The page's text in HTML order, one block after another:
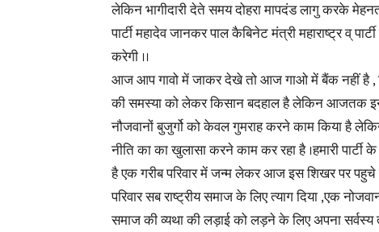
लेकिन भागीदारी देते समय दोहरा मापदंड लागु करके
पार्टी महादेव जानकर पाल कैबिनेट मंत्री महाराष्ट्र व्
करेगी ।।
आज आप गावो में जाकर देखे तो आज गाओ में बैंक नहीं है ,
की समस्या को लेकर किसान बदहाल है लेकिन आजतक
नौजवानों बुजुर्गो को केवल गुमराह करने काम किया है
नीति का का खुलासा करने काम कर रहा है ।हमारी
है एक गरीब परिवार में जन्म लेकर आज इस शिखर पर पहुचे
परिवार सब राष्ट्रीय समाज के लिए त्याग दिया ,एक
समाज की व्यथा की लड़ाई को लड़ने के लिए अपना सर्वस्य